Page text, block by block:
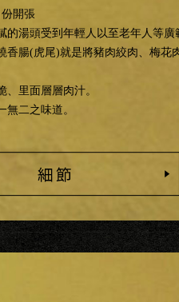
份開張
的湯頭受到年輕人以至老年人等廣
香腸(虎尾)就是將豬肉絞肉、梅花
、里面層層肉汁。
無二之味道。